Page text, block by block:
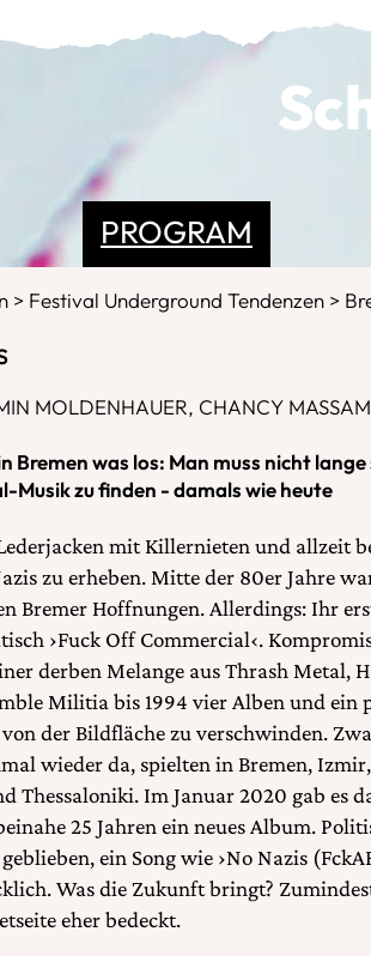
PROGRAM
Festival Underground Tendenzen
MOLDENHAUER, CHANCY
Bremen was los: Man muss nicht lange
Musik zu finden - damals wie heute
mit Killernieten und allzeit
zu erheben. Mitte der 80er Jahre
Bremer Hoffnungen. Allerdings: Ihr
›Fuck Off Commercial‹.
derben Melange aus Thrash Metal,
Militia bis 1994 vier Alben und ein
der Bildfläche zu verschwinden.
wieder da, spielten in Bremen,
Thessaloniki. Im Januar 2020 gab es
25 Jahren ein neues Album.
ein Song wie ›No Nazis
Was die Zukunft bringt?
eher bedeckt.